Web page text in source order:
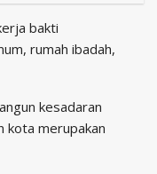
bakti
rumah ibadah,
kesadaran
kota merupakan